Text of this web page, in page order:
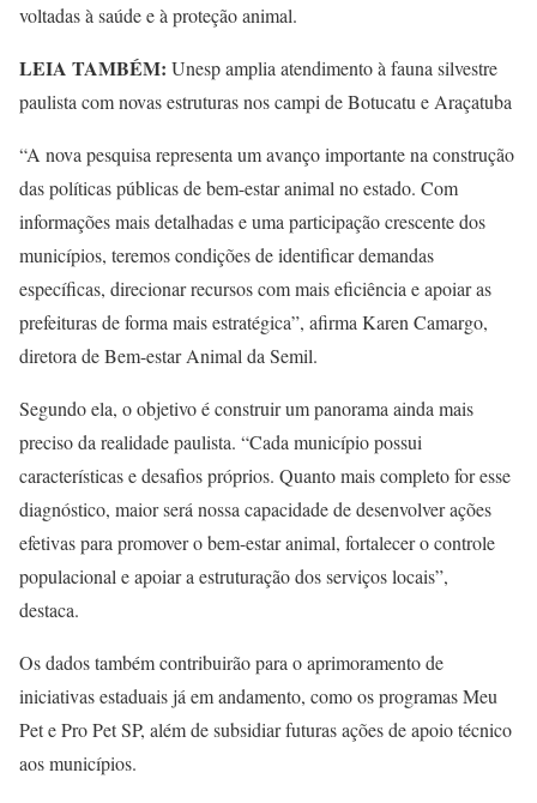
voltadas à saúde e à proteção animal.
LEIA TAMBÉM: Unesp amplia atendimento à fauna silvestre
paulista com novas estruturas nos campi de Botucatu e Araçatuba
“A nova pesquisa representa um avanço importante na construção
das políticas públicas de bem-estar animal no estado. Com
informações mais detalhadas e uma participação crescente dos
municípios, teremos condições de identificar demandas
específicas, direcionar recursos com mais eficiência e apoiar as
prefeituras de forma mais estratégica”, afirma Karen Camargo,
diretora de Bem-estar Animal da Semil.
Segundo ela, o objetivo é construir um panorama ainda mais
preciso da realidade paulista. “Cada município possui
características e desafios próprios. Quanto mais completo for esse
diagnóstico, maior será nossa capacidade de desenvolver ações
efetivas para promover o bem-estar animal, fortalecer o controle
populacional e apoiar a estruturação dos serviços locais”,
destaca.
Os dados também contribuirão para o aprimoramento de
iniciativas estaduais já em andamento, como os programas Meu
Pet e Pro Pet SP, além de subsidiar futuras ações de apoio técnico
aos municípios.